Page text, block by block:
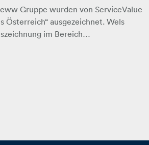
Gruppe wurden von ServiceValue
Österreich“ ausgezeichnet. Wels
im Bereich…